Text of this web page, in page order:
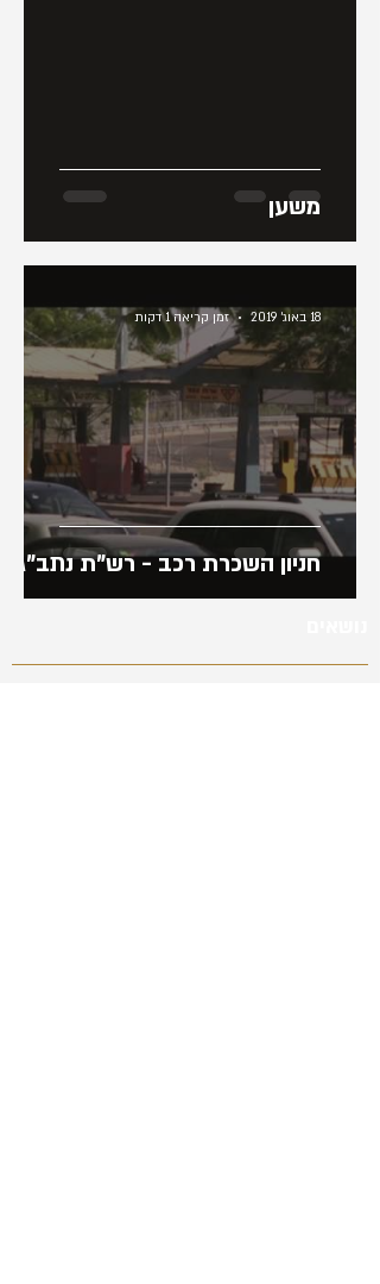
משען
חניון השכרת רכב - רש"ת נתב"ג
18 באוג׳ 2019 זמן קריאה 1 דקות